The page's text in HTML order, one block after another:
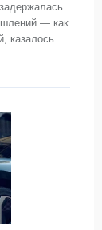
— как
казалось